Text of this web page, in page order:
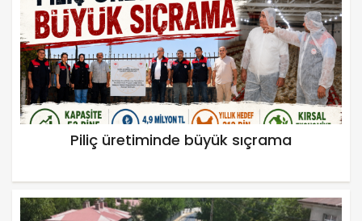
Piliç üretiminde büyük sıçrama